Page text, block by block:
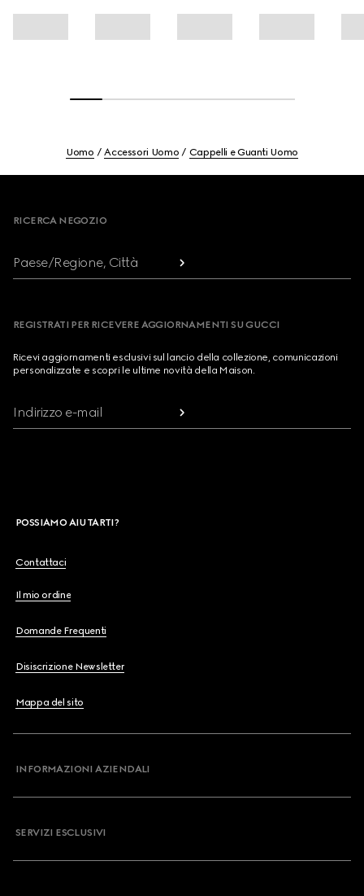
Uomo Accessori Uomo Cappelli e Guanti Uomo
RICERCA NEGOZIO
Paese/Regione, Città
REGISTRATI PER RICEVERE AGGIORNAMENTI SU GUCCI
Ricevi aggiornamenti esclusivi sul lancio della collezione, comunicazioni
personalizzate e scopri le ultime novità della Maison.
Indirizzo e-mail
POSSIAMO AIUTARTI?
Contattaci
Il mio ordine
Domande Frequenti
Disiscrizione Newsletter
Mappa del sito
INFORMAZIONI AZIENDALI
SERVIZI ESCLUSIVI